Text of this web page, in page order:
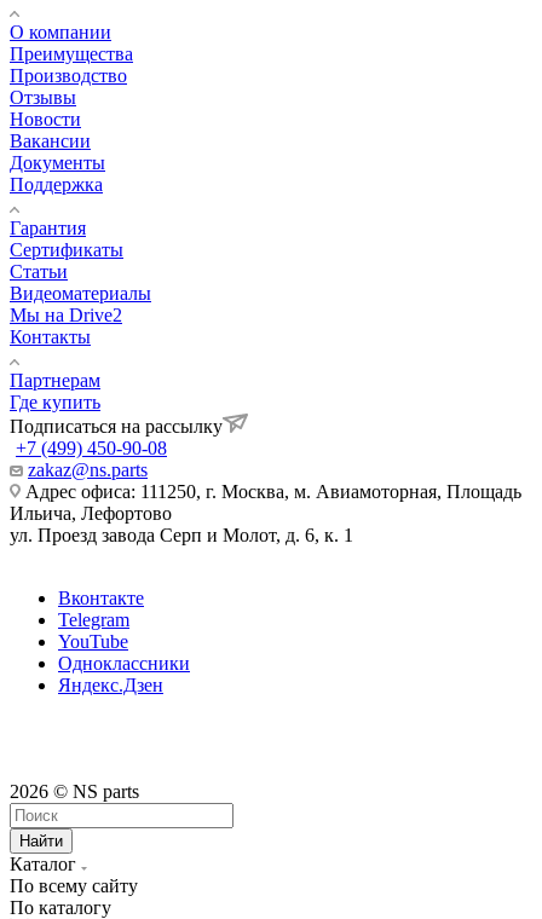
О компании
Преимущества
Производство
Отзывы
Новости
Вакансии
Документы
Поддержка
Гарантия
Сертификаты
Статьи
Видеоматериалы
Мы на Drive2
Контакты
Партнерам
Где купить
Подписаться на рассылку
+7 (499) 450-90-08
zakaz@ns.parts
Адрес офиса: 111250, г. Москва, м. Авиамоторная, Площадь
Ильича, Лефортово
ул. Проезд завода Серп и Молот, д. 6, к. 1
Вконтакте
Telegram
YouTube
Одноклассники
Яндекс.Дзен
2026 © NS parts
Найти
Каталог
По всему сайту
По каталогу